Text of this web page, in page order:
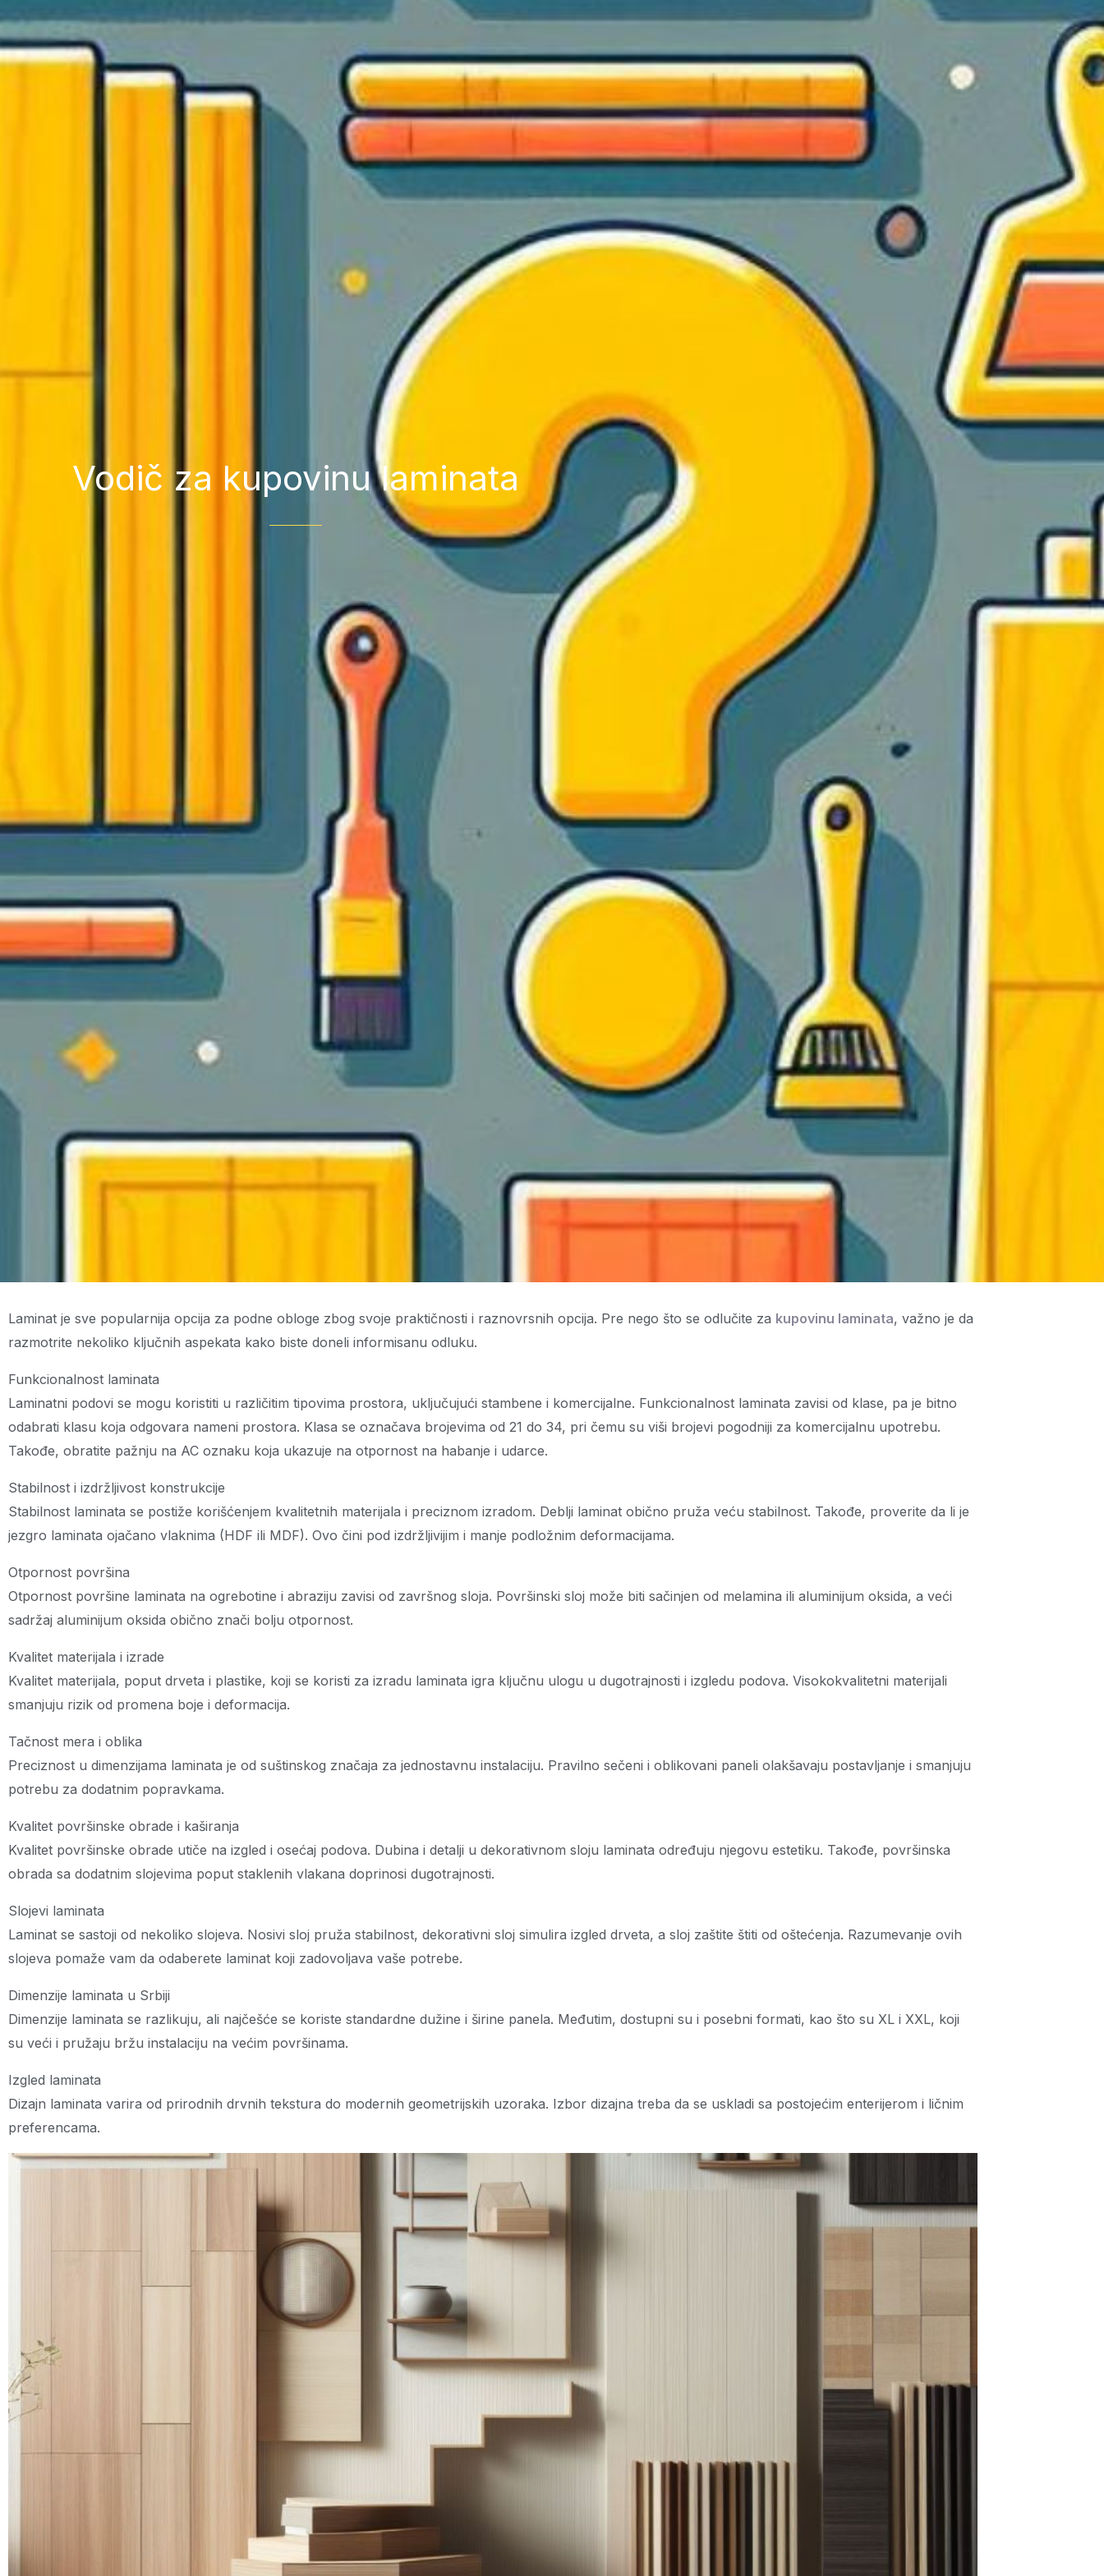
Vodič za kupovinu laminata
Laminat je sve popularnija opcija za podne obloge zbog svoje praktičnosti i raznovrsnih opcija. Pre nego što se odlučite za kupovinu laminata, važno je da
razmotrite nekoliko ključnih aspekata kako biste doneli informisanu odluku.
Funkcionalnost laminata
Laminatni podovi se mogu koristiti u različitim tipovima prostora, uključujući stambene i komercijalne. Funkcionalnost laminata zavisi od klase, pa je bitno
odabrati klasu koja odgovara nameni prostora. Klasa se označava brojevima od 21 do 34, pri čemu su viši brojevi pogodniji za komercijalnu upotrebu.
Takođe, obratite pažnju na AC oznaku koja ukazuje na otpornost na habanje i udarce.
Stabilnost i izdržljivost konstrukcije
Stabilnost laminata se postiže korišćenjem kvalitetnih materijala i preciznom izradom. Deblji laminat obično pruža veću stabilnost. Takođe, proverite da li je
jezgro laminata ojačano vlaknima (HDF ili MDF). Ovo čini pod izdržljivijim i manje podložnim deformacijama.
Otpornost površina
Otpornost površine laminata na ogrebotine i abraziju zavisi od završnog sloja. Površinski sloj može biti sačinjen od melamina ili aluminijum oksida, a veći
sadržaj aluminijum oksida obično znači bolju otpornost.
Kvalitet materijala i izrade
Kvalitet materijala, poput drveta i plastike, koji se koristi za izradu laminata igra ključnu ulogu u dugotrajnosti i izgledu podova. Visokokvalitetni materijali
smanjuju rizik od promena boje i deformacija.
Tačnost mera i oblika
Preciznost u dimenzijama laminata je od suštinskog značaja za jednostavnu instalaciju. Pravilno sečeni i oblikovani paneli olakšavaju postavljanje i smanjuju
potrebu za dodatnim popravkama.
Kvalitet površinske obrade i kaširanja
Kvalitet površinske obrade utiče na izgled i osećaj podova. Dubina i detalji u dekorativnom sloju laminata određuju njegovu estetiku. Takođe, površinska
obrada sa dodatnim slojevima poput staklenih vlakana doprinosi dugotrajnosti.
Slojevi laminata
Laminat se sastoji od nekoliko slojeva. Nosivi sloj pruža stabilnost, dekorativni sloj simulira izgled drveta, a sloj zaštite štiti od oštećenja. Razumevanje ovih
slojeva pomaže vam da odaberete laminat koji zadovoljava vaše potrebe.
Dimenzije laminata u Srbiji
Dimenzije laminata se razlikuju, ali najčešće se koriste standardne dužine i širine panela. Međutim, dostupni su i posebni formati, kao što su XL i XXL, koji
su veći i pružaju bržu instalaciju na većim površinama.
Izgled laminata
Dizajn laminata varira od prirodnih drvnih tekstura do modernih geometrijskih uzoraka. Izbor dizajna treba da se uskladi sa postojećim enterijerom i ličnim
preferencama.